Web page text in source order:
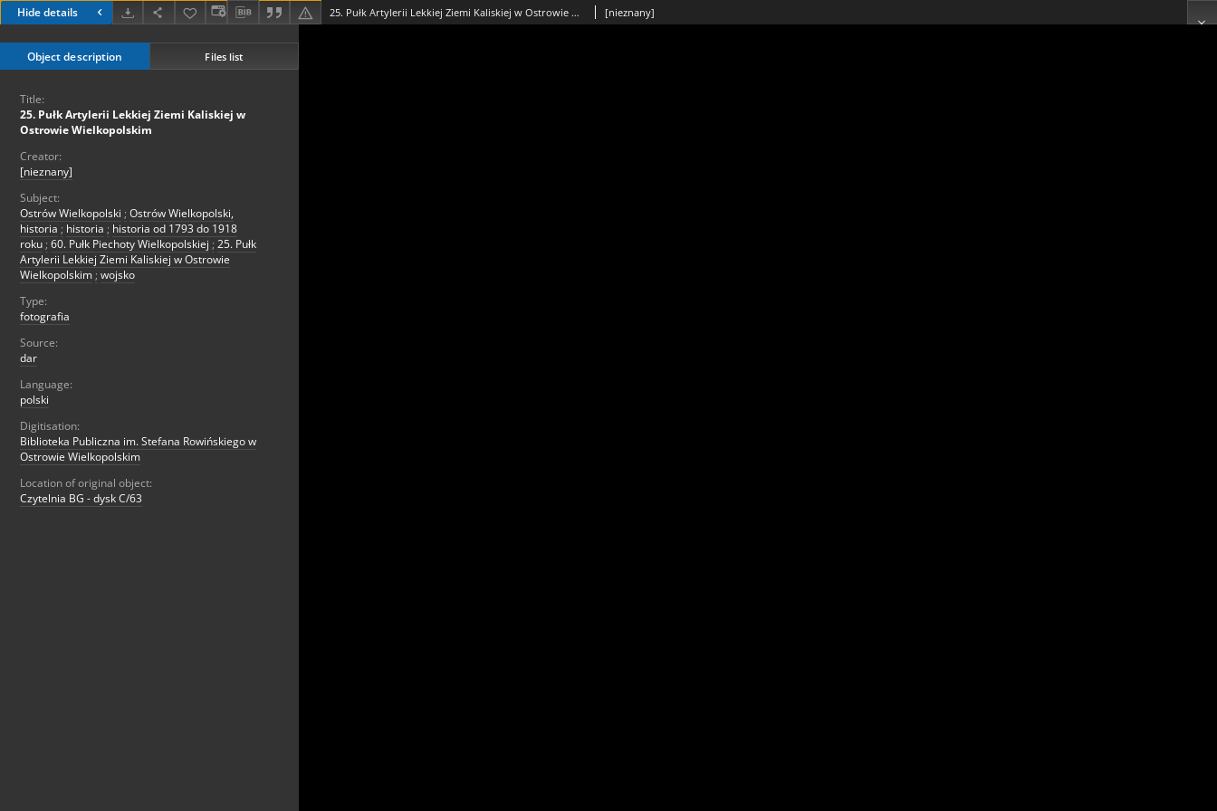
Hide details 25. Pułk Artylerii Lekkiej Ziemi Kaliskiej w Ostrowie Wielkopolskim [nieznany]
Object description Files list
Title:
25. Pułk Artylerii Lekkiej Ziemi Kaliskiej w
Ostrowie Wielkopolskim
Creator:
[nieznany]
Subject:
Ostrów Wielkopolski ; Ostrów Wielkopolski,
historia ; historia ; historia od 1793 do 1918
roku ; 60. Pułk Piechoty Wielkopolskiej ; 25. Pułk
Artylerii Lekkiej Ziemi Kaliskiej w Ostrowie
Wielkopolskim ; wojsko
Type:
fotografia
Source:
dar
Language:
polski
Digitisation:
Biblioteka Publiczna im. Stefana Rowińskiego w
Ostrowie Wielkopolskim
Location of original object:
Czytelnia BG - dysk C/63